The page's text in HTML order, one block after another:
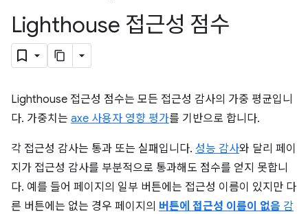
Lighthouse 접근성 점수
Lighthouse 접근성 점수는 모든 접근성 감사의 가중 평균입니
다. 가중치는 axe 사용자 영향 평가를 기반으로 합니다.
각 접근성 감사는 통과 또는 실패입니다. 성능 감사와 달리 페이
지가 접근성 감사를 부분적으로 통과해도 점수를 얻지 못합니
다. 예를 들어 페이지의 일부 버튼에는 접근성 이름이 있지만 다
른 버튼에는 없는 경우 페이지의 버튼에 접근성 이름이 없음 감